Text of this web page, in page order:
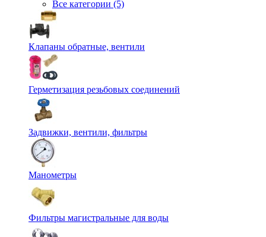
Все категории (5)
Клапаны обратные, вентили
Герметизация резьбовых соединений
Задвижки, вентили, фильтры
Манометры
Фильтры магистральные для воды